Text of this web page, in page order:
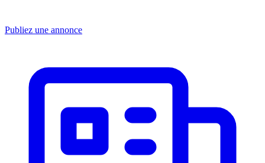
Publiez une annonce